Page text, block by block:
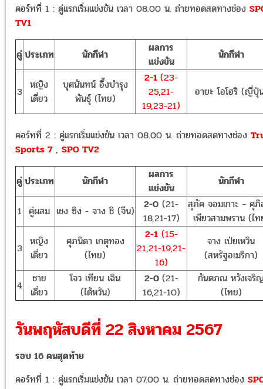
คอร์ทที่ 1 : คู่แรกเริ่มแข่งขัน เวลา 08.00 น. ถ่ายทอดสดทางช่อง
TV1
คู่ประเภท นักกีฬา
ผลการ
แข่งขัน
นักกีฬา
3 หญิง
เดี่ยว
บุศนันทน์ อึ๊งบำรุง
พันธุ์ (ไทย)
2-1 (23-
25,21-
19,23-21)
อายะ โอโฮริ (ญี่ปุ่
คอร์ทที่ 2 : คู่แรกเริ่มแข่งขัน เวลา 08.00 น. ถ่ายทอดสดทางช่อง
Sports 7, SPO TV2
คู่ประเภท นักกีฬา
ผลการ
แข่งขัน
นักกีฬา
1 คู่ผสม เชง ซิง - จาง ชิ (จีน) 2-0 (21-
18,21-17)
สุภัค จอมเกาะ - ศุภิ
เพียวสามพราน (ไ
3 หญิง
เดี่ยว
ศุภนิดา เกตุทอง
(ไทย)
2-1(15-
21,21-19,21-
16)
จาง เป่ยเหวิน
(สหรัฐอเมริกา)
4
ชาย
เดี่ยว
โจว เทียน เฉิน
(ไต้หวัน)
2-0 (21-
16,21-10)
กันตภณ หวังเจริ
(ไทย)
วันพฤหัสบดีที่ 22 สิงหาคม 2567
รอบ 16 คนสุดท้าย
คอร์ทที่ 1 : คู่แรกเริ่มแข่งขัน เวลา 07.00 น. ถ่ายทอดสดทางช่อง